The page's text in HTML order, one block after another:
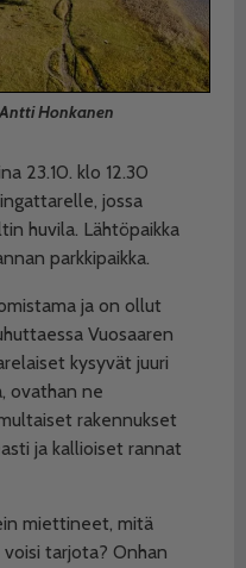
Antti Honkanen
23.10. klo 12.30
jossa
huvila. Lähtöpaikka
parkkipaikka.
ja on ollut
Vuosaaren
kysyvät juuri
ovathan ne
rakennukset
ja kallioiset rannat
miettineet, mitä
tarjota? Onhan